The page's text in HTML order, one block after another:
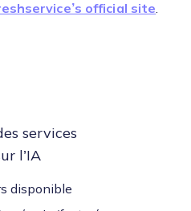
services
l’IA
disponible
official site